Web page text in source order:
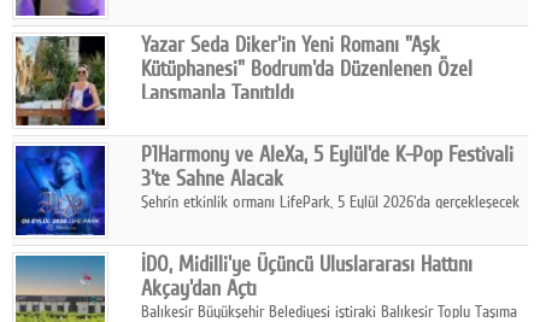
Google Plus
© 2026 TÜM HAKLARI SAKLIDIR
Yazar Seda Diker'in Yeni Romanı "Aşk
Kütüphanesi" Bodrum'da Düzenlenen Özel
Lansmanla Tanıtıldı
Diker'in 13. kitabı “Aşk Kütüphanesi” 6 Ağustos'ta Casa dell'Arte
Bodrum'da düzenlenen özel lansmanla okurlarıyla buluştu.
P1Harmony ve AleXa, 5 Eylül'de K-Pop Festivali
3'te Sahne Alacak
Şehrin etkinlik ormanı LifePark, 5 Eylül 2026'da gerçekleşecek
haritasında önemli bir destinasyon haline getirmeye
hazırlanıyor.
İDO, Midilli'ye Üçüncü Uluslararası Hattını
Akçay'dan Açtı
Balıkesir Büyükşehir Belediyesi iştiraki Balıkesir Toplu Taşıma